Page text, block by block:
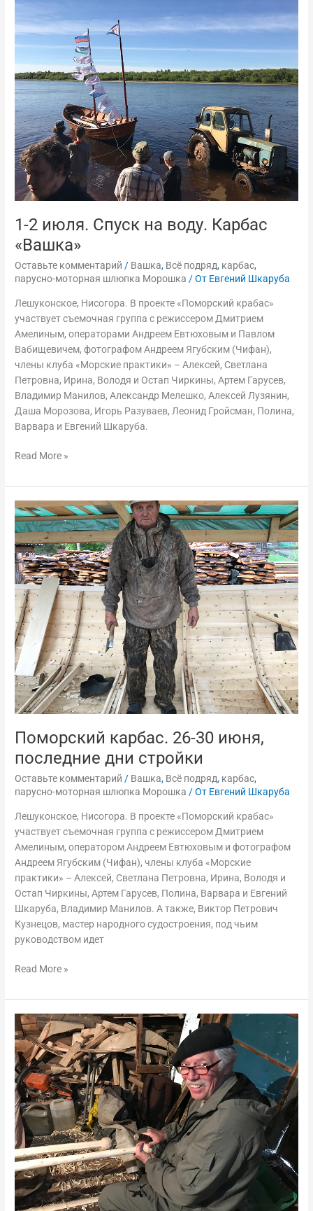
1-2 июля. Спуск на воду. Карбас
«Вашка»
Оставьте комментарий / Вашка, Всё подряд, карбас,
парусно-моторная шлюпка Морошка / От Евгений Шкаруба
Лешуконское, Нисогора. В проекте «Поморский крабас»
участвует съемочная группа с режиссером Дмитрием
Амелиным, операторами Андреем Евтюховым и Павлом
Вабищевичем, фотографом Андреем Ягубским (Чифан),
члены клуба «Морские практики» – Алексей, Светлана
Петровна, Ирина, Володя и Остап Чиркины, Артем Гарусев,
Владимир Манилов, Александр Мелешко, Алексей Лузянин,
Даша Морозова, Игорь Разуваев, Леонид Гройсман, Полина,
Варвара и Евгений Шкаруба.
июля.
воду.
Карбас
«Вашка»
Read More »
Поморский карбас. 26-30 июня,
последние дни стройки
Оставьте комментарий / Вашка, Всё подряд, карбас,
парусно-моторная шлюпка Морошка / От Евгений Шкаруба
Лешуконское, Нисогора. В проекте «Поморский крабас»
участвует съемочная группа с режиссером Дмитрием
Амелиным, оператором Андреем Евтюховым и фотографом
Андреем Ягубским (Чифан), члены клуба «Морские
практики» – Алексей, Светлана Петровна, Ирина, Володя и
Остап Чиркины, Артем Гарусев, Полина, Варвара и Евгений
Шкаруба, Владимир Манилов. А также, Виктор Петрович
Кузнецов, мастер народного судостроения, под чьим
руководством идет
Поморский
карбас.
26-
30
июня,
последние
дни
стройки
Read More »
Поморский
карбас.
24-
25
июня,
десятый
и
одиннадцатый
день
стройки